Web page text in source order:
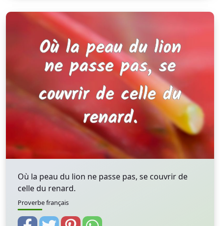
Où la peau du lion ne passe pas, se couvrir de
celle du renard.
Proverbe français